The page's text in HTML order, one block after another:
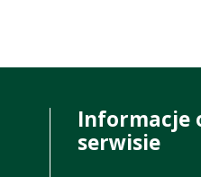
Informacje
serwisie